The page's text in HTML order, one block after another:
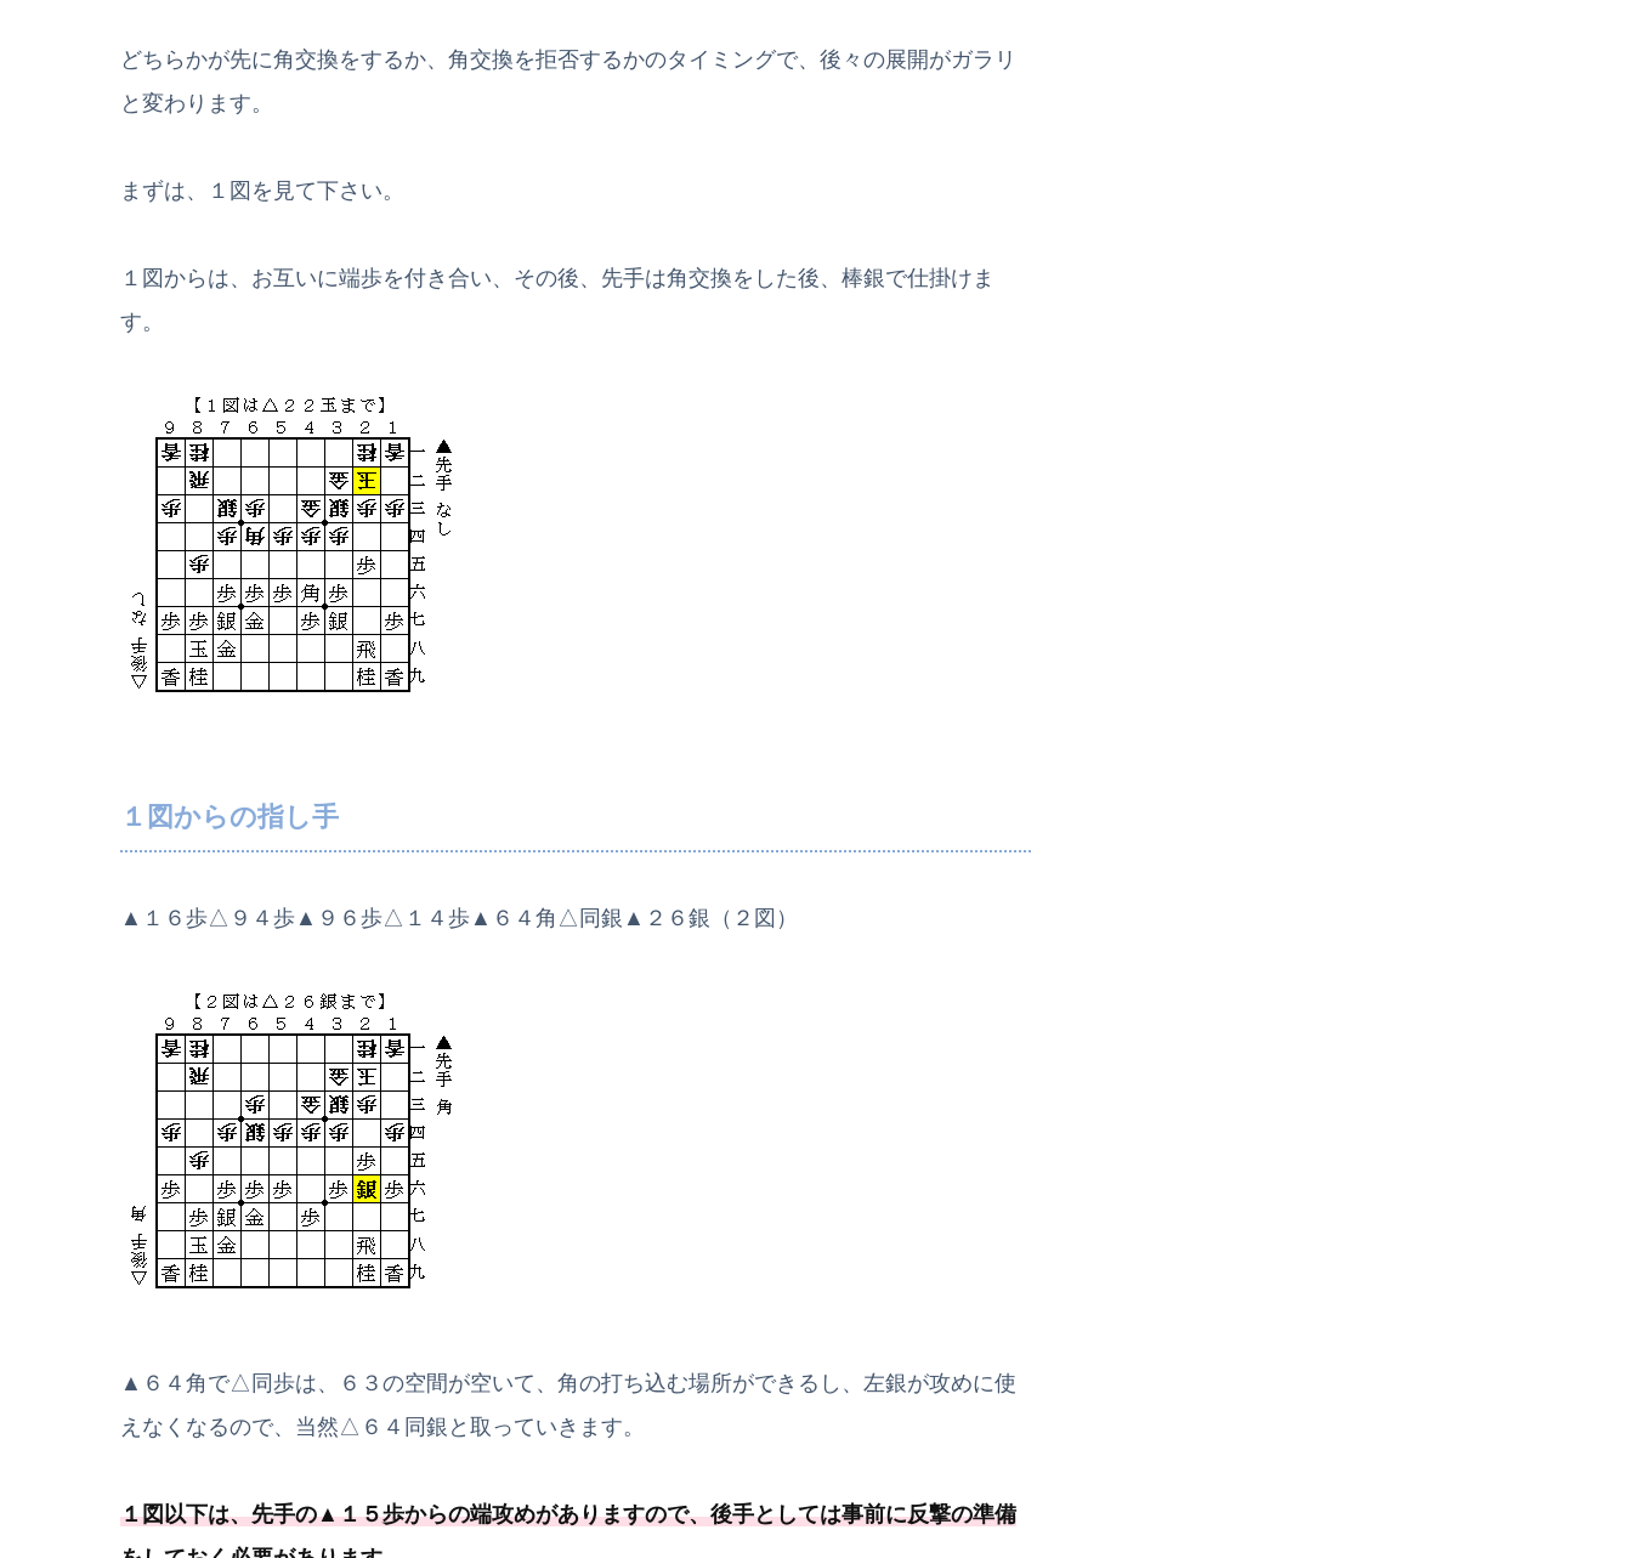
どちらかが先に角交換をするか、角交換を拒否するかのタイミングで、後々の展開がガラリ
と変わります。
まずは、１図を見て下さい。
１図からは、お互いに端歩を付き合い、その後、先手は角交換をした後、棒銀で仕掛けま
す。
１図からの指し手
▲１６歩△９４歩▲９６歩△１４歩▲６４角△同銀▲２６銀（２図）
▲６４角で△同歩は、６３の空間が空いて、角の打ち込む場所ができるし、左銀が攻めに使
えなくなるので、当然△６４同銀と取っていきます。
１図以下は、先手の▲１５歩からの端攻めがありますので、後手としては事前に反撃の準備